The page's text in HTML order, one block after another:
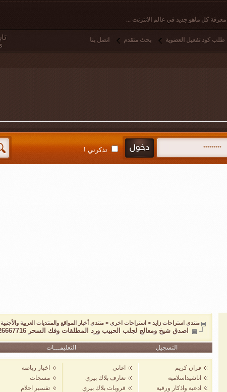
كل ماهو جديد في عالم الانترنت ...
طلب كود تفعيل العضوية بحث متقدم اتصل بنا
تذكرني !
منتدى استراحات زايد > استراحات اخرى > منتدى أخبار المواقع والمنتديات العربية والأجنبية
اصدق شيخ ومعالج لجلب الحبيب ورد المطلقات وفك السحر 004917626667716
التسجيل التعليمـــات
قران كريم
اناشيداسلامية
ادعية واذكار ورقية
اغاني
تعارف بلاك بيري
قروبات بلاك بيري
اخبار رياضة
مسجات
تفسير احلام